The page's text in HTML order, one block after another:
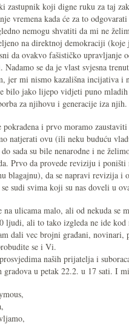
zastupnik koji digne ruku za taj
vremena kada će za to
nemogu shvatiti da mi ne
na direktnoj demokraciji
da ovakvo fašističko
se da je vlast svjesna
jer mi nismo kazališna incijativa i
bilo jako lijepo vidjeti puno
za njihovu i generacije iza njih.
pokradena i prvo moramo
natjerati ovu (ili neku buduću
do sada su bile nenarodne i ne
Prvo da provede reviziju i
blagajnu), da se napravi revizija i
sudi svima koji su nas doveli u
na ulicama malo, ali od nekuda
ljudi, ali to tako izgleda ne ide
dali vec brojni građani,
se i Vi.
naših prijatelja i
gradova u petak 22.2. u 17 sati. I